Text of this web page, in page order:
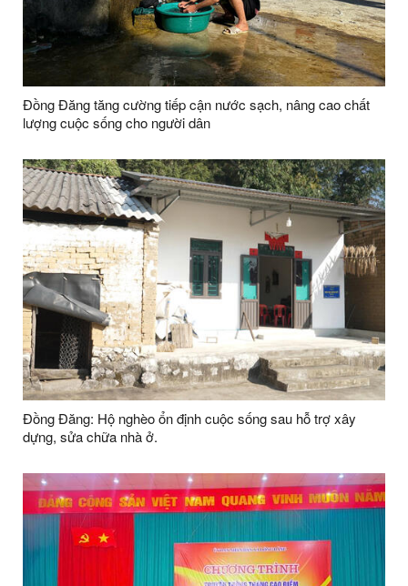
Đồng Đăng tăng cường tiếp cận nước sạch, nâng cao chất
lượng cuộc sống cho người dân
Đồng Đăng: Hộ nghèo ổn định cuộc sống sau hỗ trợ xây
dựng, sửa chữa nhà ở.